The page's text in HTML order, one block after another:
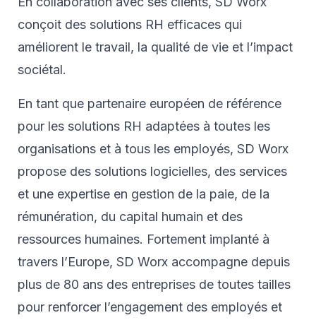
conçoit des solutions RH efficaces qui
améliorent le travail, la qualité de vie et l’impact
sociétal.
En tant que partenaire européen de référence
pour les solutions RH adaptées à toutes les
organisations et à tous les employés, SD Worx
propose des solutions logicielles, des services
et une expertise en gestion de la paie, de la
rémunération, du capital humain et des
ressources humaines. Fortement implanté à
travers l’Europe, SD Worx accompagne depuis
plus de 80 ans des entreprises de toutes tailles
pour renforcer l’engagement des employés et